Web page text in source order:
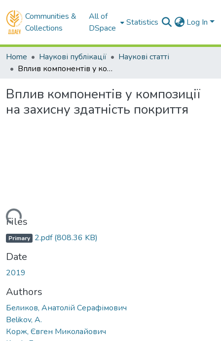
Communities &
Collections
All of
DSpace
Statistics Log In
Home Наукові публікації
Наукові статті
Вплив компонентів у композиції на захисну здатність покриття
Вплив компонентів у композиції
на захисну здатність покриття
Files
Primary 2.pdf(808.36 KB)
Date
2019
Authors
Беликов, Анатолій Серафімович
Belikov, A.
Корж, Євген Миколайович